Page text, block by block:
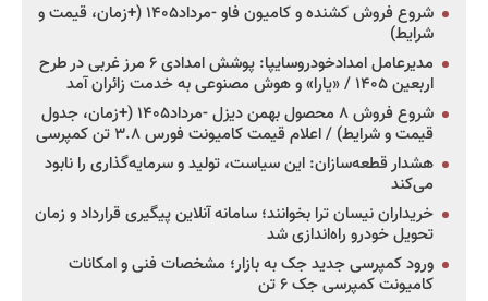
شروع فروش کشنده و کامیون فاو -مرداد۱۴۰۵ (+زمان، قیمت و
شرایط)
مدیرعامل امدادخودروسایپا: پوشش امدادی ۶ مرز غربی در طرح
اربعین ۱۴۰۵ / «یارا» و هوش مصنوعی به خدمت زائران آمد
شروع فروش ۸ محصول بهمن دیزل -مرداد۱۴۰۵ (+زمان، جدول
قیمت و شرایط) / اعلام قیمت کامیونت فورس ۳.۸ تن کمپرسی
هشدار قطعه‌سازان: این سیاست، تولید و سرمایه‌گذاری را نابود
می‌کند
خریداران نیسان ترا بخوانند؛ سامانه آنلاین پیگیری قرارداد و زمان
تحویل خودرو راه‌اندازی شد
ورود کمپرسی جدید جک به بازار؛ مشخصات فنی و امکانات
کامیونت کمپرسی جک ۶ تن